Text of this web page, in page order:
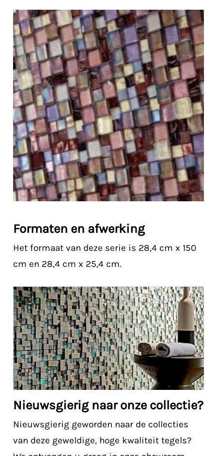
Formaten en afwerking
Het formaat van deze serie is 28,4 cm x 150
cm en 28,4 cm x 25,4 cm.
Nieuwsgierig naar onze collectie?
Nieuwsgierig geworden naar de collecties
van deze geweldige, hoge kwaliteit tegels?